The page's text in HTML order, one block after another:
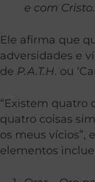
e com
Ele afirma que
adversidades e
de P.A.T.H. ou
“Existem quatro
quatro coisas
os meus vícios”,
elementos